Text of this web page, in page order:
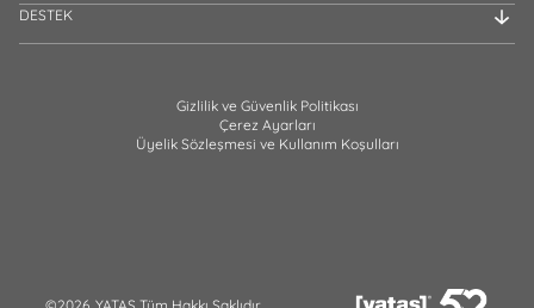
DESTEK
Gizlilik ve Güvenlik Politikası
Çerez Ayarları
Üyelik Sözleşmesi ve Kullanım Koşulları